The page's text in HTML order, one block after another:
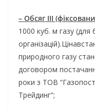
– Обсяг ІІІ
1000 куб. м газу
природного газу
договором
роки з ТОВ
Трейдинг”;